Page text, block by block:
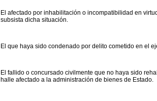
El afectado por inhabilitación o incompatibilidad en
subsista dicha situación.
El que haya sido condenado por delito cometido en el
El fallido o concursado civilmente que no haya sido
halle afectado a la administración de bienes de Estado.